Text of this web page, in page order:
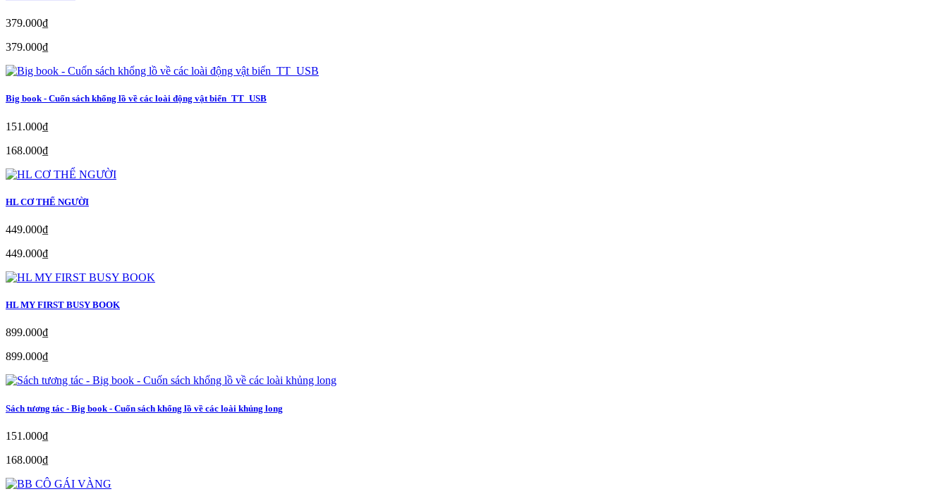
379.000₫
379.000₫
Big book - Cuốn sách khổng lồ về các loài động vật biển_TT_USB
151.000₫
168.000₫
HL CƠ THỂ NGƯỜI
449.000₫
449.000₫
HL MY FIRST BUSY BOOK
899.000₫
899.000₫
Sách tương tác - Big book - Cuốn sách khổng lồ về các loài khủng long
151.000₫
168.000₫